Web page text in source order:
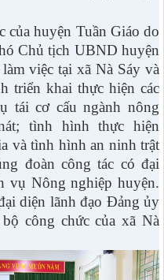
của huyện Tuần Giáo do
Chủ tịch UBND huyện
việc tại xã Nà Sáy và
triển khai thực hiện các
tái cơ cấu ngành nông
tình hình thực hiện
và tình hình an ninh trật
đoàn công tác có đại
vụ Nông nghiệp huyện.
diện lãnh đạo Đảng ủy
công chức của xã Nà